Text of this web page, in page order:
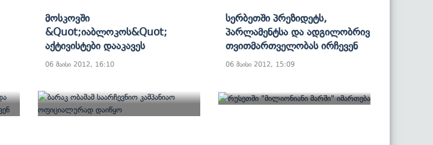
Მოსკოვში
&quot;იაბლოკოს&quot;
Აქტივისტები Დააკავეს
06 მაისი 2012, 16:10
Სერბეთში Პრეზიდეტს,
Პარლამენტსა Და Ადგილობრივ
Თვითმართველობას Ირჩევენ
06 მაისი 2012, 15:09